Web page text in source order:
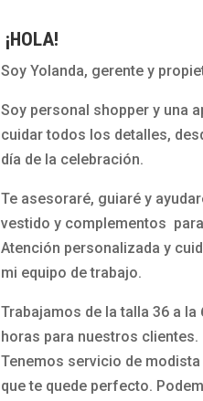
¡HOLA!
Soy Yolanda, gerente y
Soy personal shopper y una
cuidar todos los detalles,
día de la celebración.
Te asesoraré, guiaré y
vestido y complementos
Atención personalizada y
mi equipo de trabajo.
Trabajamos de la talla 36 a
horas para nuestros clientes.
Tenemos servicio de
que te quede perfecto.